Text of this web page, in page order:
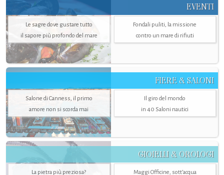
EVENTI
Le sagre dove gustare tutto
il sapore più profondo del mare
Fondali puliti, la missione
contro un mare di rifiuti
FIERE & SALONI
Salone di Canness, il primo
amore non si scorda mai
Il giro del mondo
in 40 Saloni nautici
GIOIELLI & OROLOGI
La pietra più preziosa?
Maggi Officine, sott’acqua